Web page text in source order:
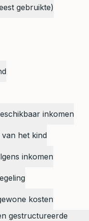
gebruikte)
inkomen
van het kind
inkomen
kosten
gestructureerde